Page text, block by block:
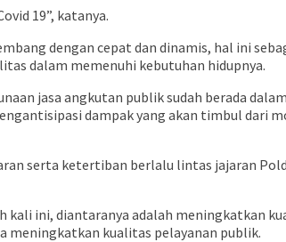
19”, katanya.
dengan cepat dan dinamis, hal ini
dalam memenuhi kebutuhan hidupnya.
jasa angkutan publik sudah berada
dampak yang akan timbul dari
serta ketertiban berlalu lintas jajaran
kali ini, diantaranya adalah meningkatkan
meningkatkan kualitas pelayanan publik.